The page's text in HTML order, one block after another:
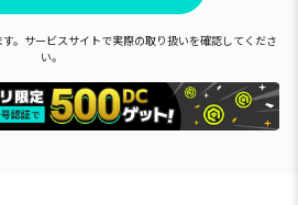
。サービスサイトで実際の取り扱いを確認してくださ
い。